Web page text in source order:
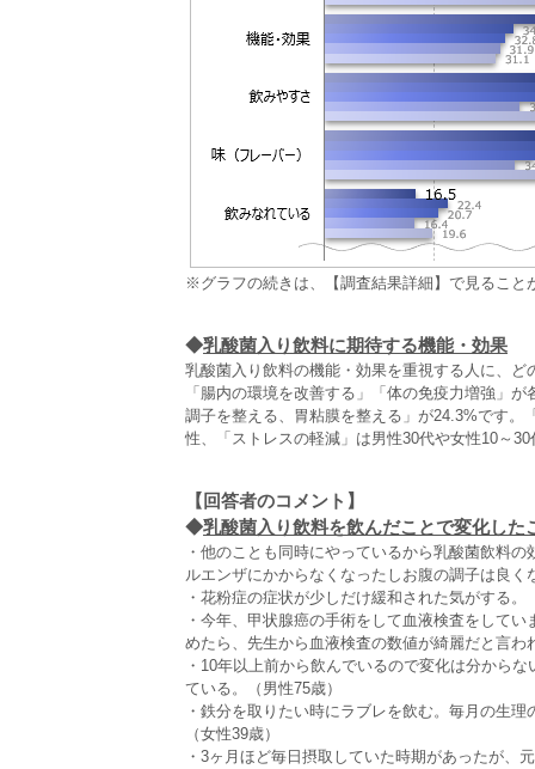
※グラフの続きは、【調査結果詳細】で見ること
◆乳酸菌入り飲料に期待する機能・効果
乳酸菌入り飲料の機能・効果を重視する人に、
「腸内の環境を改善する」「体の免疫力増強」
調子を整える、胃粘膜を整える」が24.3%です
性、「ストレスの軽減」は男性30代や女性10～
【回答者のコメント】
◆乳酸菌入り飲料を飲んだことで変化した
・他のことも同時にやっているから乳酸菌飲料
ルエンザにかからなくなったしお腹の調子は良く
・花粉症の症状が少しだけ緩和された気がする。
・今年、甲状腺癌の手術をして血液検査をして
めたら、先生から血液検査の数値が綺麗だと言わ
・10年以上前から飲んでいるので変化は分から
ている。（男性75歳）
・鉄分を取りたい時にラブレを飲む。毎月の生
（女性39歳）
・3ヶ月ほど毎日摂取していた時期があったが、